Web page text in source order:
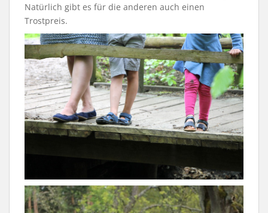
Natürlich gibt es für die anderen auch einen
Trostpreis.